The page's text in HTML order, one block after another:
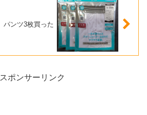
パンツ3枚買った
スポンサーリンク